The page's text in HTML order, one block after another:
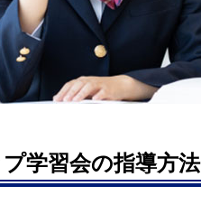
学習会の指導方法